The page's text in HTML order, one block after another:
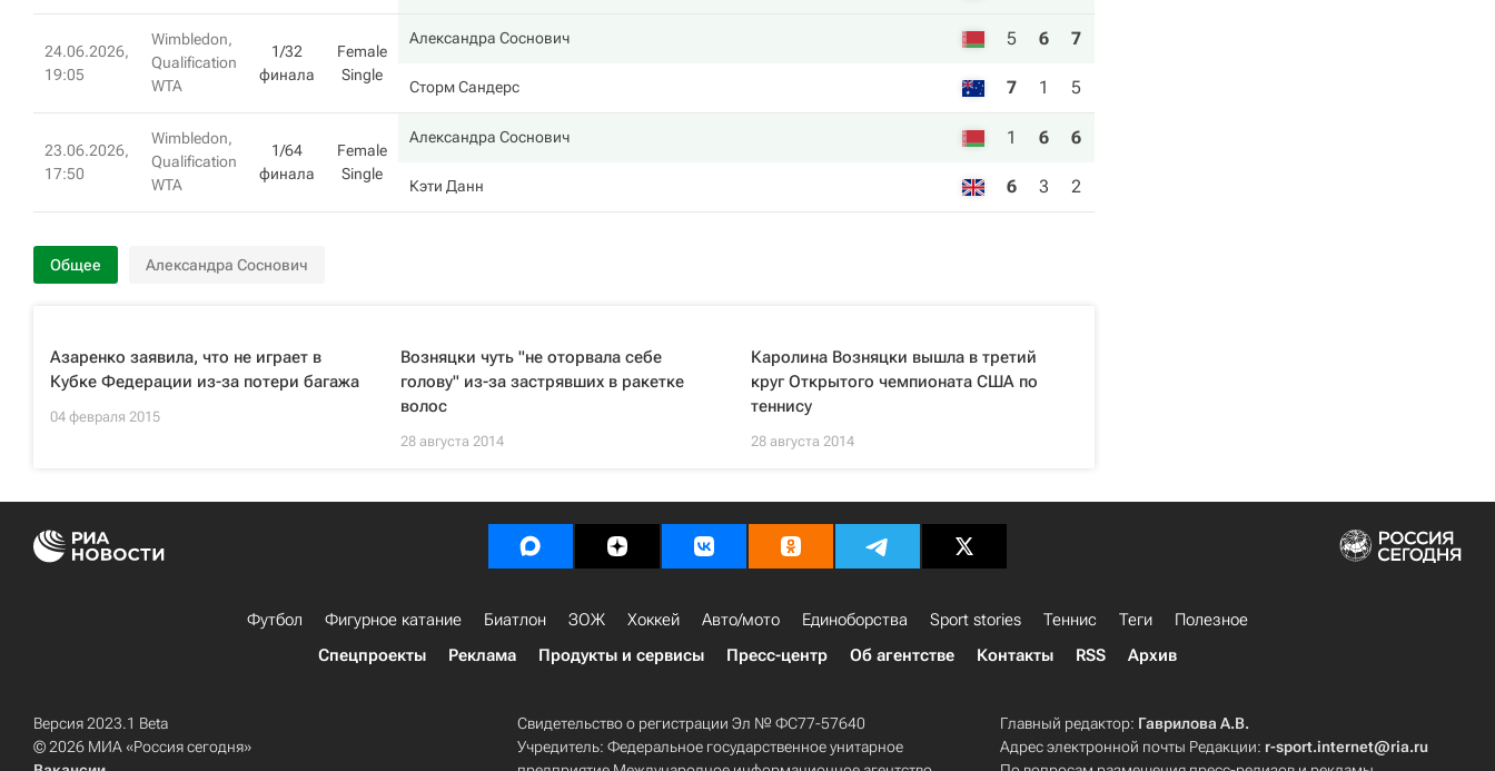
24.06.2026,
19:05
Wimbledon,
Qualification
WTA
1/32
финала
Female
Single
Александра Соснович 5 6 7
Сторм Сандерс 7 1 5
23.06.2026,
17:50
Wimbledon,
Qualification
WTA
1/64
финала
Female
Single
Александра Соснович 1 6 6
Кэти Данн 6 3 2
Общее Александра Соснович
Азаренко заявила, что не играет в
Кубке Федерации из-за потери багажа
04 февраля 2015
Возняцки чуть "не оторвала себе
голову" из-за застрявших в ракетке
волос
28 августа 2014
Каролина Возняцки вышла в третий
круг Открытого чемпионата США по
теннису
28 августа 2014
Футбол Фигурное катание Биатлон ЗОЖ Хоккей Авто/мото Единоборства Sport stories Теннис Теги
Полезное
Спецпроекты
Реклама Продукты и сервисы Пресс-центр Об агентстве Контакты RSS Архив
Версия 2023.1 Beta
© 2026 МИА «Россия сегодня»
Свидетельство о регистрации Эл № ФС77-57640
Учредитель: Федеральное государственное унитарное
Главный редактор: Гаврилова А.В.
Адрес электронной почты Редакции: r-sport.internet@ria.ru